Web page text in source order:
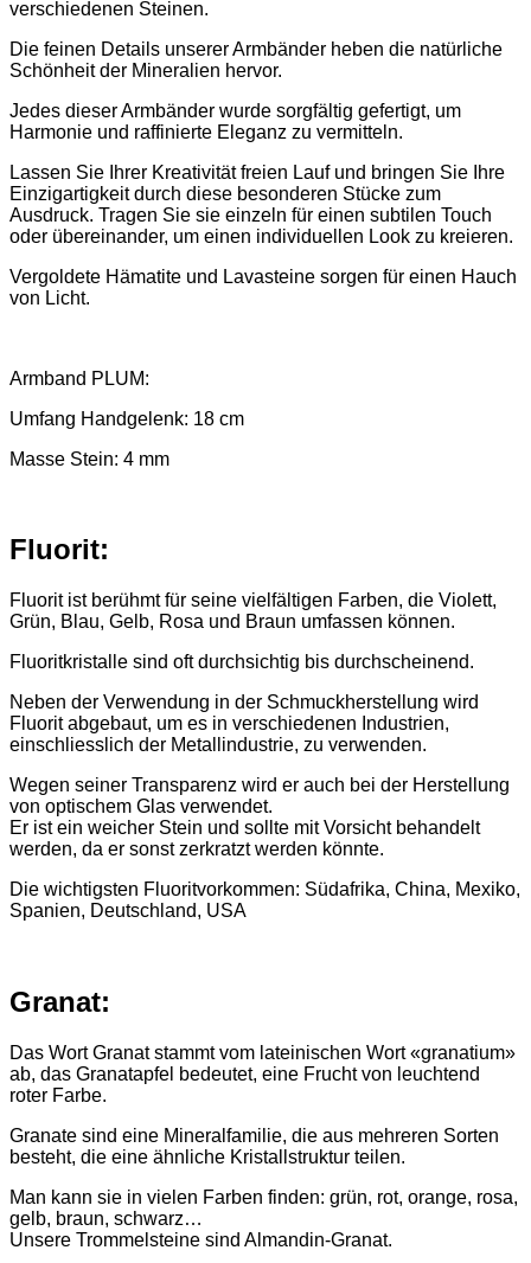
verschiedenen Steinen.
Die feinen Details unserer Armbänder heben die natürliche
Schönheit der Mineralien hervor.
Jedes dieser Armbänder wurde sorgfältig gefertigt, um
Harmonie und raffinierte Eleganz zu vermitteln.
Lassen Sie Ihrer Kreativität freien Lauf und bringen Sie Ihre
Einzigartigkeit durch diese besonderen Stücke zum
Ausdruck. Tragen Sie sie einzeln für einen subtilen Touch
oder übereinander, um einen individuellen Look zu kreieren.
Vergoldete Hämatite und Lavasteine sorgen für einen Hauch
von Licht.
Armband PLUM:
Umfang Handgelenk: 18 cm
Masse Stein: 4 mm
Fluorit:
Fluorit ist berühmt für seine vielfältigen Farben, die Violett,
Grün, Blau, Gelb, Rosa und Braun umfassen können.
Fluoritkristalle sind oft durchsichtig bis durchscheinend.
Neben der Verwendung in der Schmuckherstellung wird
Fluorit abgebaut, um es in verschiedenen Industrien,
einschliesslich der Metallindustrie, zu verwenden.
Wegen seiner Transparenz wird er auch bei der Herstellung
von optischem Glas verwendet.
Er ist ein weicher Stein und sollte mit Vorsicht behandelt
werden, da er sonst zerkratzt werden könnte.
Die wichtigsten Fluoritvorkommen: Südafrika, China, Mexiko,
Spanien, Deutschland, USA
Granat:
Das Wort Granat stammt vom lateinischen Wort «granatium»
ab, das Granatapfel bedeutet, eine Frucht von leuchtend
roter Farbe.
Granate sind eine Mineralfamilie, die aus mehreren Sorten
besteht, die eine ähnliche Kristallstruktur teilen.
Man kann sie in vielen Farben finden: grün, rot, orange, rosa,
gelb, braun, schwarz…
Unsere Trommelsteine sind Almandin-Granat.